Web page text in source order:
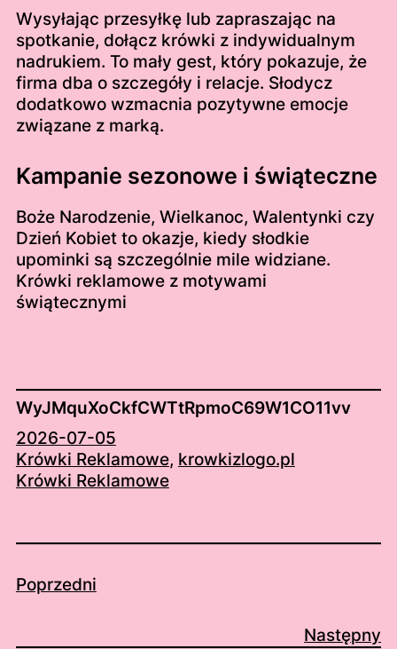
Wysyłając przesyłkę lub zapraszając na
spotkanie, dołącz krówki z indywidualnym
nadrukiem. To mały gest, który pokazuje, że
firma dba o szczegóły i relacje. Słodycz
dodatkowo wzmacnia pozytywne emocje
związane z marką.
Kampanie sezonowe i świąteczne
Boże Narodzenie, Wielkanoc, Walentynki czy
Dzień Kobiet to okazje, kiedy słodkie
upominki są szczególnie mile widziane.
Krówki reklamowe z motywami
świątecznymi
WyJMquXoCkfCWTtRpmoC69W1CO11vv
2026-07-05
Krówki Reklamowe, krowkizlogo.pl
Krówki Reklamowe
Poprzedni
Następny